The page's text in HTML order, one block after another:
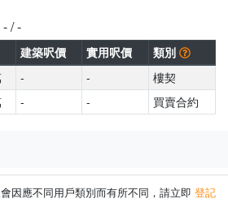
- / -
建築呎價 實用呎價
類別
- -
樓契
- - 買賣合約
因應不同用戶類別而有所不同，請立即 登記